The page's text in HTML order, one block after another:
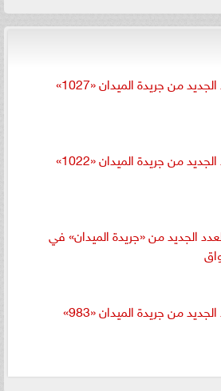
من جريدة الميدان «1027»
من جريدة الميدان «1022»
الجديد من «جريدة الميدان» في
من جريدة الميدان «983»